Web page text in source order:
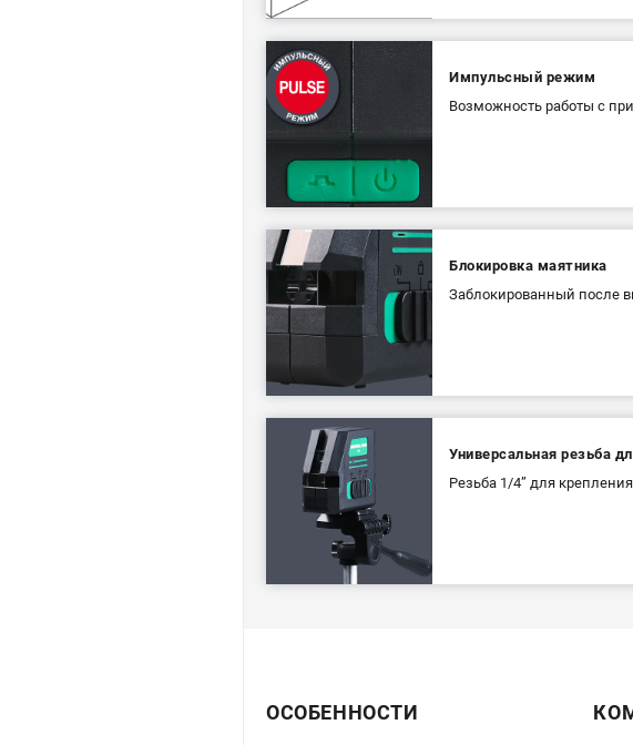
Импульсный режим
Возможность работы с
Блокировка маятника
Заблокированный после
Универсальная резьба
Резьба 1/4” для
ОСОБЕННОСТИ